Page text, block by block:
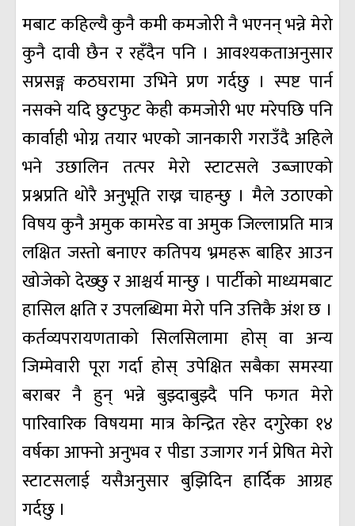
मबाट कहिल्यै कुनै कमी कमजोरी नै भएनन् भन्ने मेरो
कुनै दावी छैन र रहँदैन पनि । आवश्यकताअनुसार
सप्रसङ्ग कठघरामा उभिने प्रण गर्दछु । स्पष्ट पार्न
नसक्ने यदि छुटफुट केही कमजोरी भए मरेपछि पनि
कार्वाही भोग्न तयार भएको जानकारी गराउँदै अहिले
भने उछालिन तत्पर मेरो स्टाटसले उब्जाएको
प्रश्नप्रति थोरै अनुभूति राख्न चाहन्छु । मैले उठाएको
विषय कुनै अमुक कामरेड वा अमुक जिल्लाप्रति मात्र
लक्षित जस्तो बनाएर कतिपय भ्रमहरू बाहिर आउन
खोजेको देख्छु र आश्चर्य मान्छु । पार्टीको माध्यमबाट
हासिल क्षति र उपलब्धिमा मेरो पनि उत्तिकै अंश छ ।
कर्तव्यपरायणताको सिलसिलामा होस् वा अन्य
जिम्मेवारी पूरा गर्दा होस् उपेक्षित सबैका समस्या
बराबर नै हुन् भन्ने बुझ्दाबुझ्दै पनि फगत मेरो
पारिवारिक विषयमा मात्र केन्द्रित रहेर दगुरेका १४
वर्षका आफ्नो अनुभव र पीडा उजागर गर्न प्रेषित मेरो
स्टाटसलाई यसैअनुसार बुझिदिन हार्दिक आग्रह
गर्दछु ।